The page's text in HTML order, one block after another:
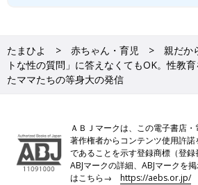
たまひよ 赤ちゃん・育児
親だか
トな性の質問」に答えなくてもOK。性教
たママたちの等身大の発信
ＡＢＪマークは、この電子書店・
著作権者からコンテンツ使用許
であることを示す登録商標（登録
ABJマークの詳細、ABJマークを
はこちら→https://aebs.or.jp/